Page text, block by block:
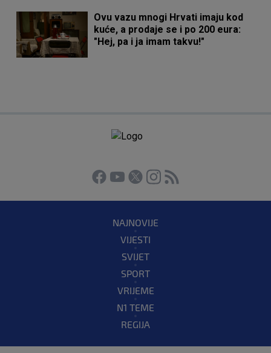
Ovu vazu mnogi Hrvati imaju kod
kuće, a prodaje se i po 200 eura:
"Hej, pa i ja imam takvu!"
NAJNOVIJE
VIJESTI
SVIJET
SPORT
VRIJEME
N1 TEME
REGIJA